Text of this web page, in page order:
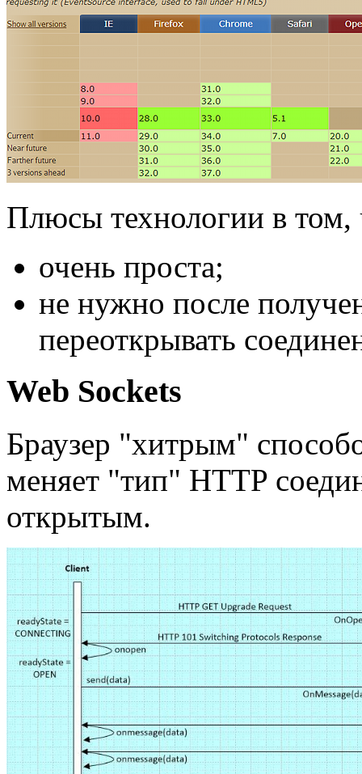
Плюсы технологии в том,
очень проста;
не нужно после
переоткрывать
Web Sockets
Браузер "хитрым"
меняет "тип" HTTP
открытым.